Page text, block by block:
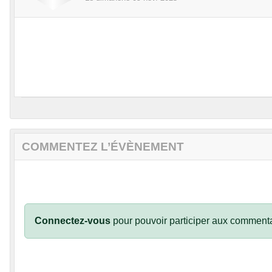
COMMENTEZ L’ÉVÈNEMENT
Connectez-vous pour pouvoir participer aux